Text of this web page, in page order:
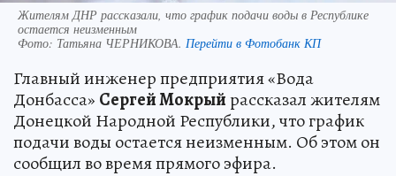
Жителям ДНР рассказали, что график подачи воды в Республике
остается неизменным
Фото: Татьяна ЧЕРНИКОВА. Перейти в Фотобанк КП
Главный инженер предприятия «Вода
Донбасса» Сергей Мокрыйрассказал жителям
Донецкой Народной Республики, что график
подачи воды остается неизменным. Об этом он
сообщил во время прямого эфира.